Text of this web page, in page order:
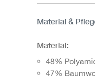
Material &
Material:
48%
47%